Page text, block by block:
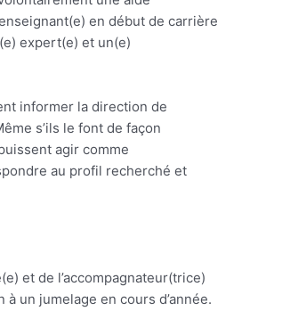
en début de carrière
expert(e) et un(e)
informer la direction de
s’ils le font de façon
agir comme
au profil recherché et
et de l’accompagnateur(trice)
un jumelage en cours d’année.